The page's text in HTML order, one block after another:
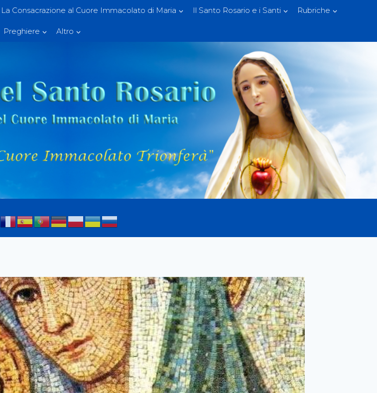
La Consacrazione al Cuore Immacolato di Maria Il Santo Rosario e i Santi Rubriche
Preghiere Altro